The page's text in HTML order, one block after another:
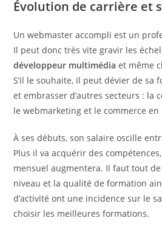
Évolution de carrière et
Un webmaster accompli est un
Il peut donc très vite gravir les
développeur multimédia et même
S’il le souhaite, il peut dévier de sa
et embrasser d’autres secteurs : la
le webmarketing et le commerce en
À ses débuts, son salaire oscille
Plus il va acquérir des
mensuel augmentera. Il faut tout
niveau et la qualité de formation
d’activité ont une incidence sur le
choisir les meilleures formations.